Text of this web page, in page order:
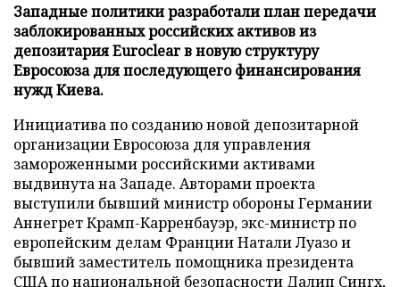
Западные политики разработали план передачи
заблокированных российских активов из
депозитария Euroclear в новую структуру
Евросоюза для последующего финансирования
нужд Киева.
Инициатива по созданию новой депозитарной
организации Евросоюза для управления
замороженными российскими активами
выдвинута на Западе. Авторами проекта
выступили бывший министр обороны Германии
Аннегрет Крамп-Карренбауэр, экс-министр по
европейским делам Франции Натали Луазо и
бывший заместитель помощника президента
США по национальной безопасности Далип Сингх,